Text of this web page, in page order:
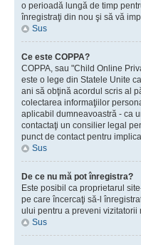
o perioadă lungă de timp
înregistraţi din nou şi să vă
Sus
Ce este COPPA?
COPPA, sau "Child Online
este o lege din Statele Unite
ani să obţină acordul scris al
colectarea informaţiilor
aplicabil dumneavoastră - ca
contactaţi un consilier legal
punct de contact pentru
Sus
De ce nu mă pot înregistra?
Este posibil ca proprietarul
pe care încercaţi să-l
ului pentru a preveni vizitatorii
Sus